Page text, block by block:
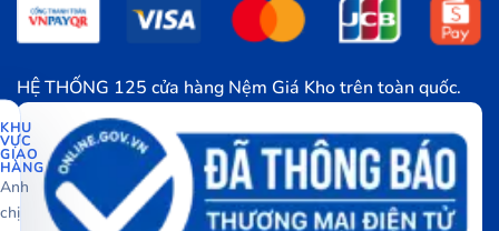
HỆ THỐNG 125 cửa hàng Nệm Giá Kho trên toàn quốc.
KHU
VỰC
GIAO
HÀNG
Anh
chị